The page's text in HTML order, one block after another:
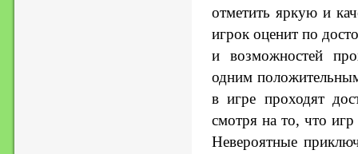
отметить яркую и
игрок оценит по
и возможностей
одним
в игре проходят
смотря на то, что
Невероятные